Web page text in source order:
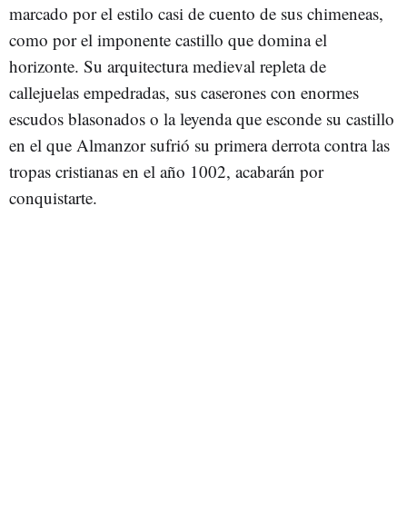
marcado por el estilo casi de cuento de sus chimeneas,
como por el imponente castillo que domina el
horizonte. Su arquitectura medieval repleta de
callejuelas empedradas, sus caserones con enormes
escudos blasonados o la leyenda que esconde su castillo
en el que Almanzor sufrió su primera derrota contra las
tropas cristianas en el año 1002, acabarán por
conquistarte.